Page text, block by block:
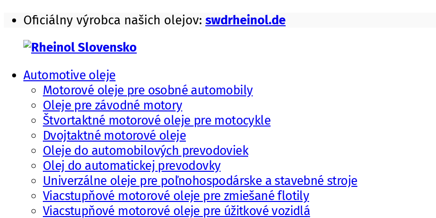
Skip
content
Oficiálny výrobca našich olejov: swdrheinol.de
Rheinol
Slovensko
motorové
oleje,
prevodové
oleje
mazivá
Automotive oleje
Motorové oleje pre osobné automobily
Oleje pre závodné motory
Štvortaktné motorové oleje pre motocykle
Dvojtaktné motorové oleje
Oleje do automobilových prevodoviek
Olej do automatickej prevodovky
Univerzálne oleje pre poľnohospodárske a stavebné stroje
Viacstupňové motorové oleje pre zmiešané flotily
Viacstupňové motorové oleje pre úžitkové vozidlá